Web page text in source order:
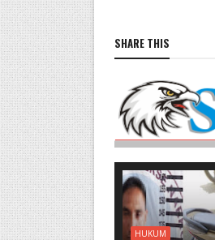
SHARE THIS
HUKUM